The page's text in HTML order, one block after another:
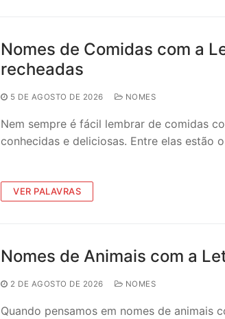
Nomes de Comidas com a
recheadas
5 DE AGOSTO DE 2026 NOMES
Nem sempre é fácil lembrar de comidas
conhecidas e deliciosas. Entre elas estão
VER PALAVRAS
Nomes de Animais com a
2 DE AGOSTO DE 2026 NOMES
Quando pensamos em nomes de animais